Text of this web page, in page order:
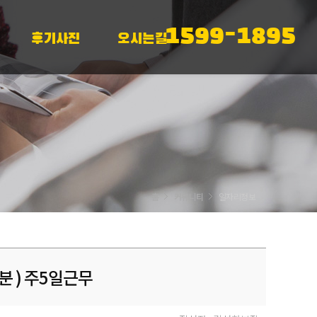
후기사진 오시는길1599-1895
홈 커뮤니티 일자리정보
) 주5일근무